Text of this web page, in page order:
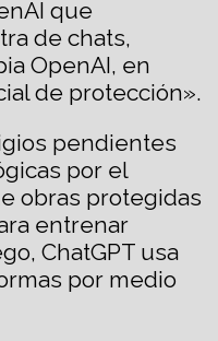
que
de chats,
OpenAI, en
de protección».
pendientes
por el
obras protegidas
entrenar
ChatGPT usa
por medio